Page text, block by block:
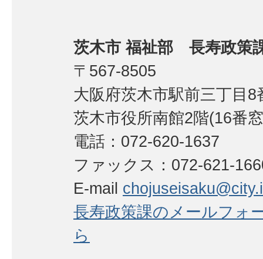
茨木市 福祉部 長寿政策
〒567-8505
大阪府茨木市駅前三丁目8
茨木市役所南館2階(16番
電話：072-620-1637
ファックス：072-621-
E-mail
長寿政策課のメールフォ
ら